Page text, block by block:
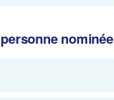
nominée